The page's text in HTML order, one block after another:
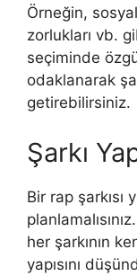
Örneğin,
zorlukları vb.
seçiminde
odaklanarak
getirebilirsiniz.
Şarkı
Bir rap şarkısı
her şarkının
yapısını